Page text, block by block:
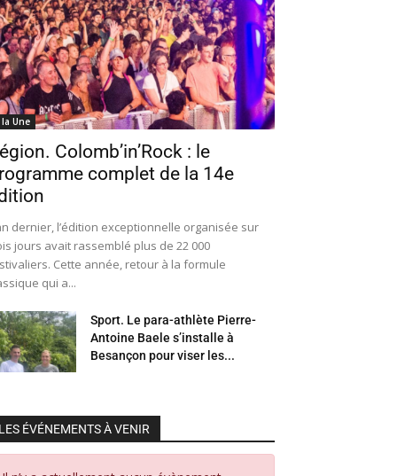
la Une
Colomb’in’Rock : le
complet de la 14e
dernier, l’édition exceptionnelle organisée sur
jours avait rassemblé plus de 22 000
Cette année, retour à la formule
qui a...
Sport. Le para-athlète Pierre-
Antoine Baele s’installe à
Besançon pour viser les...
LES ÉVÉNEMENTS À VENIR